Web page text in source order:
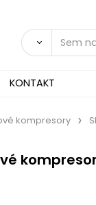
KONTAKT
kompresory